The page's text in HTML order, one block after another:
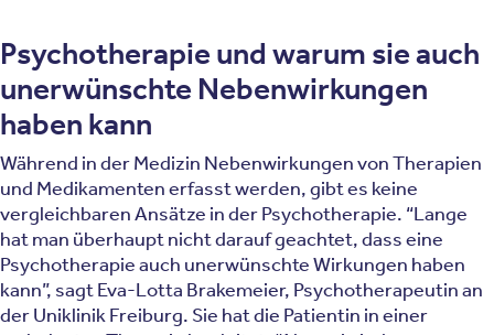
Psychotherapie und warum sie auch
unerwünschte Nebenwirkungen
haben kann
Während in der Medizin Nebenwirkungen von Therapien
und Medikamenten erfasst werden, gibt es keine
vergleichbaren Ansätze in der Psychotherapie. “Lange
hat man überhaupt nicht darauf geachtet, dass eine
Psychotherapie auch unerwünschte Wirkungen haben
kann”, sagt Eva-Lotta Brakemeier, Psychotherapeutin an
der Uniklinik Freiburg. Sie hat die Patientin in einer